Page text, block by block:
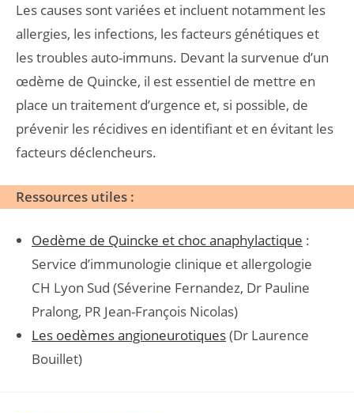
Les causes sont variées et incluent notamment les
allergies, les infections, les facteurs génétiques et
les troubles auto-immuns. Devant la survenue d’un
œdème de Quincke, il est essentiel de mettre en
place un traitement d’urgence et, si possible, de
prévenir les récidives en identifiant et en évitant les
facteurs déclencheurs.
Ressources utiles :
Oedème de Quincke et choc anaphylactique :
Service d’immunologie clinique et allergologie
CH Lyon Sud (Séverine Fernandez, Dr Pauline
Pralong, PR Jean-François Nicolas)
Les oedèmes angioneurotiques(Dr Laurence
Bouillet)